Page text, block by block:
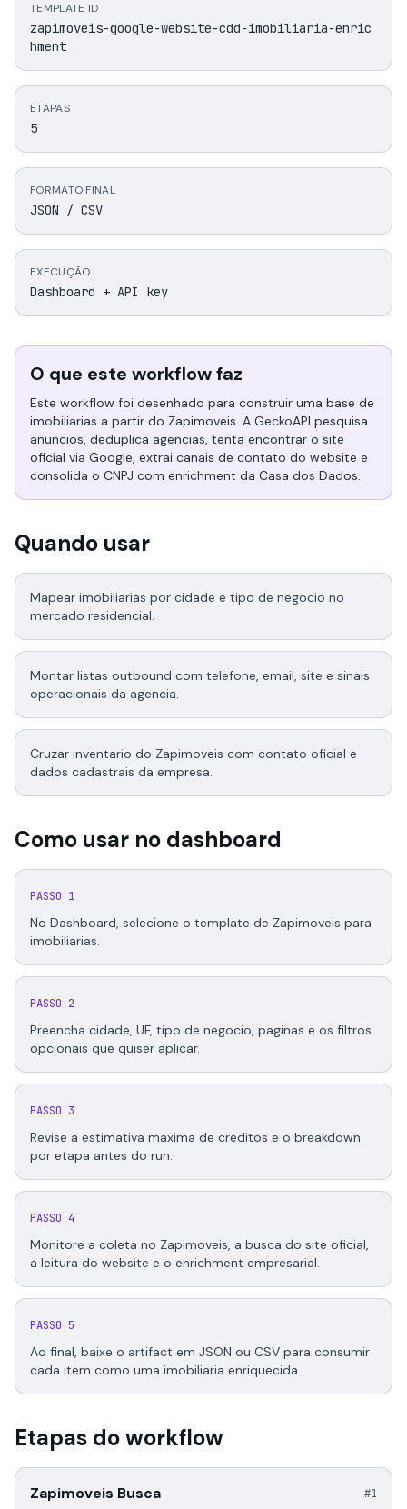
TEMPLATE ID
zapimoveis-google-website-cdd-imobiliaria-enric
hment
ETAPAS
5
FORMATO FINAL
JSON / CSV
EXECUÇÃO
Dashboard + API key
O que este workflow faz
Este workflow foi desenhado para construir uma base de
imobiliarias a partir do Zapimoveis. A GeckoAPI pesquisa
anuncios, deduplica agencias, tenta encontrar o site
oficial via Google, extrai canais de contato do website e
consolida o CNPJ com enrichment da Casa dos Dados.
Quando usar
Mapear imobiliarias por cidade e tipo de negocio no
mercado residencial.
Montar listas outbound com telefone, email, site e sinais
operacionais da agencia.
Cruzar inventario do Zapimoveis com contato oficial e
dados cadastrais da empresa.
Como usar no dashboard
PASSO 1
No Dashboard, selecione o template de Zapimoveis para
imobiliarias.
PASSO 2
Preencha cidade, UF, tipo de negocio, paginas e os filtros
opcionais que quiser aplicar.
PASSO 3
Revise a estimativa maxima de creditos e o breakdown
por etapa antes do run.
PASSO 4
Monitore a coleta no Zapimoveis, a busca do site oficial,
a leitura do website e o enrichment empresarial.
PASSO 5
Ao final, baixe o artifact em JSON ou CSV para consumir
cada item como uma imobiliaria enriquecida.
Etapas do workflow
Zapimoveis Busca
#1